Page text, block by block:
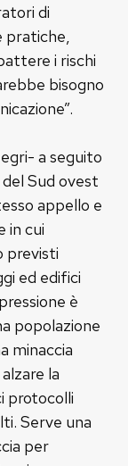
di
pratiche,
i rischi
bisogno
a seguito
Sud ovest
appello e
in cui
previsti
ed edifici
è
popolazione
minaccia
la
protocolli
Serve una
per